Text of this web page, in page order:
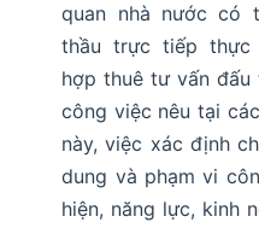
quan nhà nước có
thầu trực tiếp
hợp thuê tư vấn
công việc nêu tại
này, việc xác định
dung và phạm vi
hiện, năng lực, kinh